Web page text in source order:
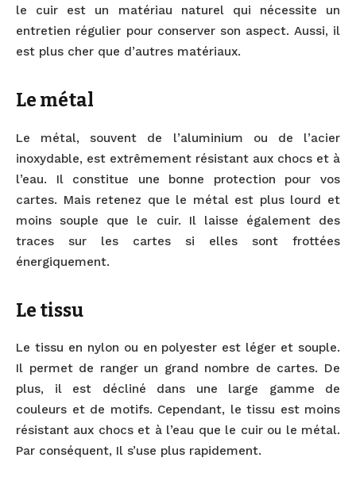
le cuir est un matériau naturel qui nécessite un
entretien régulier pour conserver son aspect. Aussi, il
est plus cher que d’autres matériaux.
Le métal
Le métal, souvent de l’aluminium ou de l’acier
inoxydable, est extrêmement résistant aux chocs et à
l’eau. Il constitue une bonne protection pour vos
cartes. Mais retenez que le métal est plus lourd et
moins souple que le cuir. Il laisse également des
traces sur les cartes si elles sont frottées
énergiquement.
Le tissu
Le tissu en nylon ou en polyester est léger et souple.
Il permet de ranger un grand nombre de cartes. De
plus, il est décliné dans une large gamme de
couleurs et de motifs. Cependant, le tissu est moins
résistant aux chocs et à l’eau que le cuir ou le métal.
Par conséquent, Il s’use plus rapidement.